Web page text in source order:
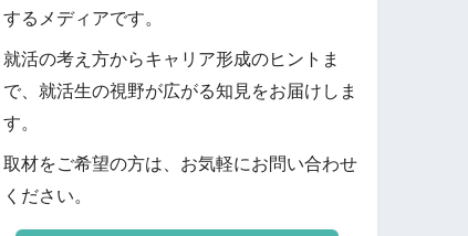
するメディアです。
就活の考え方からキャリア形成のヒントま
で、就活生の視野が広がる知見をお届けしま
す。
取材をご希望の方は、お気軽にお問い合わせ
ください。